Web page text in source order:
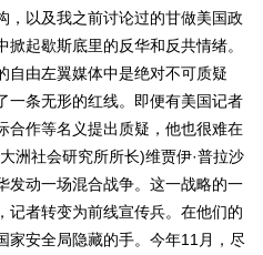
，以及我之前讨论过的甘做美国政
起歇斯底里的反华和反共情绪。
自由左翼媒体中是绝对不可质疑
一条无形的红线。即便有美国记者
合作等名义提出质疑，他也很难在
洲社会研究所所长)维贾伊·普拉沙
发动一场混合战争。这一战略的一
记者转变为前线宣传兵。在他们的
家安全局隐藏的手。今年11月，尽